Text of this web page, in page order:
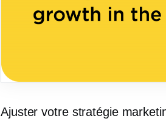
Ajuster votre stratégie